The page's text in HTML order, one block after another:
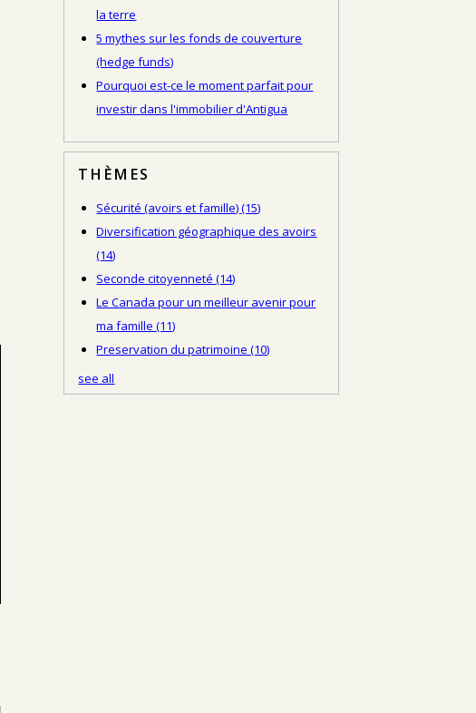
la terre
5 mythes sur les fonds de couverture
(hedge funds)
Pourquoi est-ce le moment parfait pour
investir dans l'immobilier d'Antigua
THÈMES
Sécurité (avoirs et famille)(15)
Diversification géographique des avoirs
(14)
Seconde citoyenneté(14)
Le Canada pour un meilleur avenir pour
ma famille(11)
Preservation du patrimoine(10)
see all